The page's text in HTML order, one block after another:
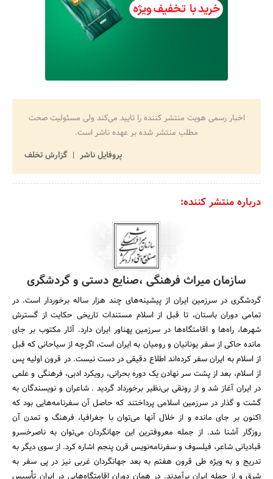
اخبار رسمی هویت منتشر کننده را تایید می‌کند ولی مسئولیت صحت
مطلب منتشر شده بر عهده ناشر است.
پروفایل ناشر
گزارش تخلف
درباره منتشر کننده:
سازمان میراث فرهنگی ،صنایع دستی و گردشگری
گردشگری در سرزمین ایران از پیشینه‌های چند هزار ساله برخوردار است. در
تمامی دوران باستان، تا قبل از اسلام مستندات تاریخی حکایت از گسترش
شهرها، راه‌ها و اقامتگاه‌ها در سرزمین پهناور ایران دارد. آثار مکتوب‌ بر جای
مانده حاکی از سفر یونانیان و رومیان به ایران است، اگرچه از سیاحانی که قبل
از اسلام به ایران سفر کرده‌اند اطلاع دقیقی در دست نیست. در قرون اولیه پس
از اسلام، بعد از پشت سر نهادن یک دوره بحرانی، رویکرد ادبی، فرهنگی و علمی
در ایران آغاز شد و از رونقی بی‌نظیر برخورداد گردید . شاعران و نویسندگان به
گشت و گذار در سرزمین اسلامی پرداختند که حاصل آن سفرنامه‌هایی بود که
اکنون بر جای مانده و از خلال آنها می‌توان با جغرافیا، فرهنگ و تمدن آن
روزگار آشنا شد. از جمله معروفترین این جهانگردان می‌توان به ناصرخسرو
قبادیانی شاعر، فیلسوف و سفرنامه‌نویس قرن پنجم اشاره کرد. از سوی دیگر به
تدریج و به ویژه طی قرون هفتم به بعد جهانگردان غربی نیز در پی سفر به